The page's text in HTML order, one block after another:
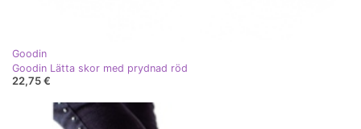
Goodin
Goodin Lätta skor med prydnad röd
22,75 €